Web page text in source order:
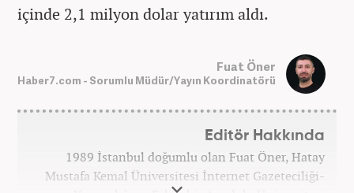
içinde 2,1 milyon dolar yatırım aldı.
Fuat Öner
Haber7.com - Sorumlu Müdür/Yayın Koordinatörü
Editör Hakkında
1989 İstanbul doğumlu olan Fuat Öner, Hatay
Mustafa Kemal Üniversitesi İnternet Gazeteciliği-